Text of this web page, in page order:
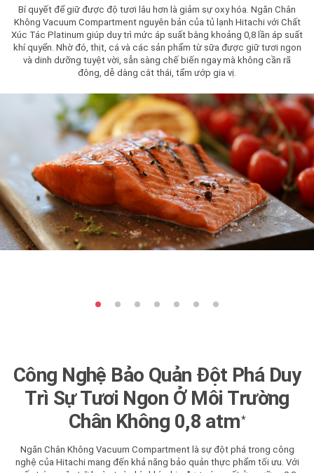
Bí quyết để giữ được độ tươi lâu hơn là giảm sự oxy hóa. Ngăn Chân
Không Vacuum Compartment nguyên bản của tủ lạnh Hitachi với Chất
Xúc Tác Platinum giúp duy trì mức áp suất bằng khoảng 0,8 lần áp suất
khí quyển. Nhờ đó, thịt, cá và các sản phẩm từ sữa được giữ tươi ngon
và dinh dưỡng tuyệt vời, sẵn sàng chế biến ngay mà không cần rã
đông, dễ dàng cắt thái, tẩm ướp gia vị.
Công Nghệ Bảo Quản Đột Phá Duy
Trì Sự Tươi Ngon Ở Môi Trường
Chân Không 0,8 atm*
Ngăn Chân Không Vacuum Compartment là sự đột phá trong công
nghệ của Hitachi mang đến khả năng bảo quản thực phẩm tối ưu. Với